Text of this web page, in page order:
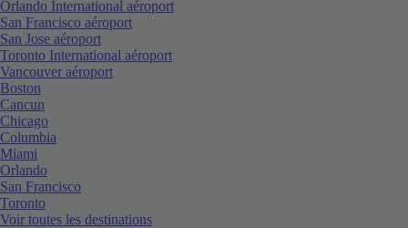
Orlando International aéroport
San Francisco aéroport
San Jose aéroport
Toronto International aéroport
Vancouver aéroport
Boston
Cancun
Chicago
Columbia
Miami
Orlando
San Francisco
Toronto
Voir toutes les destinations